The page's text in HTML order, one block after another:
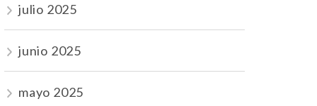
julio 2025
junio 2025
mayo 2025